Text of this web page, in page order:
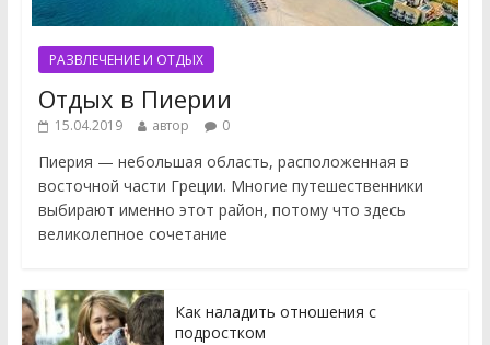
РАЗВЛЕЧЕНИЕ И ОТДЫХ
Отдых в Пиерии
15.04.2019 автор 0
Пиерия — небольшая область, расположенная в
восточной части Греции. Многие путешественники
выбирают именно этот район, потому что здесь
великолепное сочетание
Как наладить отношения с
подростком